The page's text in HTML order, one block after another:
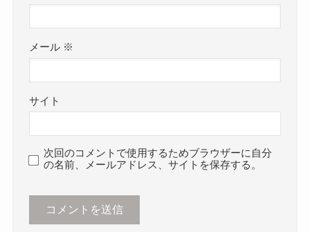
メール ※
サイト
次回のコメントで使用するためブラウザーに自分
の名前、メールアドレス、サイトを保存する。